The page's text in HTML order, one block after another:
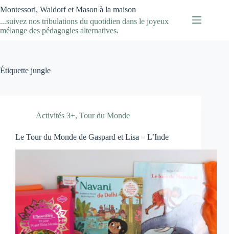
au
contenu
Montessori, Waldorf et Mason à la maison
...suivez nos tribulations du quotidien dans le joyeux
mélange des pédagogies alternatives.
Étiquette jungle
Activités 3+, Tour du Monde
Le Tour du Monde de Gaspard et Lisa – L’Inde